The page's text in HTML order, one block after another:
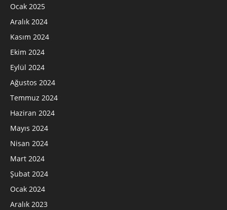
Ocak 2025
Aralık 2024
Kasım 2024
Ekim 2024
Eylül 2024
Ağustos 2024
Temmuz 2024
Haziran 2024
Mayıs 2024
Nisan 2024
Mart 2024
Şubat 2024
Ocak 2024
Aralık 2023